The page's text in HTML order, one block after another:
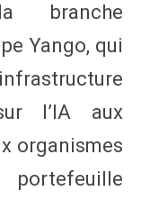
branche
Yango, qui
l’IA aux
organismes